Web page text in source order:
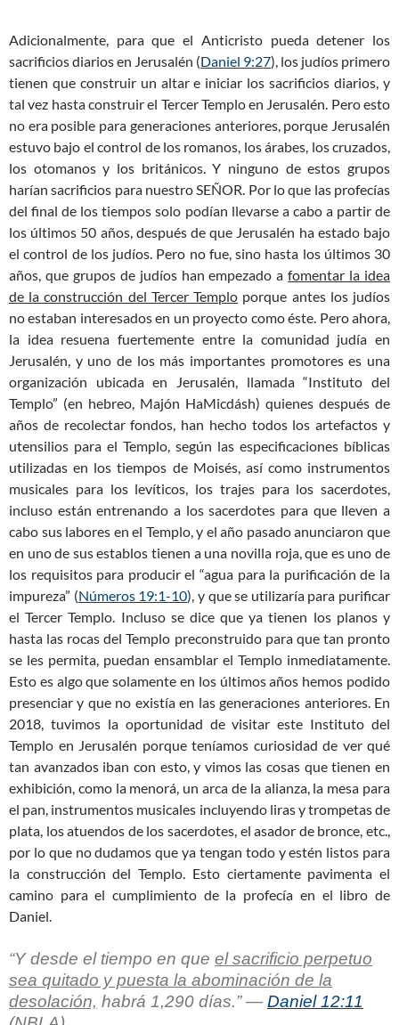
Adicionalmente, para que el Anticristo pueda detener los
sacrificios diarios en Jerusalén (Daniel 9:27), los judíos primero
tienen que construir un altar e iniciar los sacrificios diarios, y
tal vez hasta construir el Tercer Templo en Jerusalén. Pero esto
no era posible para generaciones anteriores, porque Jerusalén
estuvo bajo el control de los romanos, los árabes, los cruzados,
los otomanos y los británicos. Y ninguno de estos grupos
harían sacrificios para nuestro SEÑOR. Por lo que las profecías
del final de los tiempos solo podían llevarse a cabo a partir de
los últimos 50 años, después de que Jerusalén ha estado bajo
el control de los judíos. Pero no fue, sino hasta los últimos 30
años, que grupos de judíos han empezado afomentar la idea
de la construcción del Tercer Templo porque antes los judíos
no estaban interesados en un proyecto como éste. Pero ahora,
la idea resuena fuertemente entre la comunidad judía en
Jerusalén, y uno de los más importantes promotores es una
organización ubicada en Jerusalén, llamada “Instituto del
Templo” (en hebreo, Majón HaMicdásh) quienes después de
años de recolectar fondos, han hecho todos los artefactos y
utensilios para el Templo, según las especificaciones bíblicas
utilizadas en los tiempos de Moisés, así como instrumentos
musicales para los levíticos, los trajes para los sacerdotes,
incluso están entrenando a los sacerdotes para que lleven a
cabo sus labores en el Templo, y el año pasado anunciaron que
en uno de sus establos tienen a una novilla roja, que es uno de
los requisitos para producir el “agua para la purificación de la
impureza” (Números 19:1-10), y que se utilizaría para purificar
el Tercer Templo. Incluso se dice que ya tienen los planos y
hasta las rocas del Templo preconstruido para que tan pronto
se les permita, puedan ensamblar el Templo inmediatamente.
Esto es algo que solamente en los últimos años hemos podido
presenciar y que no existía en las generaciones anteriores. En
2018, tuvimos la oportunidad de visitar este Instituto del
Templo en Jerusalén porque teníamos curiosidad de ver qué
tan avanzados iban con esto, y vimos las cosas que tienen en
exhibición, como la menorá, un arca de la alianza, la mesa para
el pan, instrumentos musicales incluyendo liras y trompetas de
plata, los atuendos de los sacerdotes, el asador de bronce, etc.,
por lo que no dudamos que ya tengan todo y estén listos para
la construcción del Templo. Esto ciertamente pavimenta el
camino para el cumplimiento de la profecía en el libro de
Daniel.
“Y desde el tiempo en que el sacrificio perpetuo
sea quitado y puesta la abominación de la
desolación, habrá 1,290 días.” — Daniel 12:11